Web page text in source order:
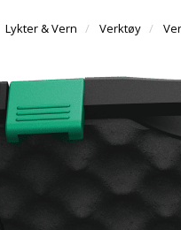
Lykter & Vern Verktøy